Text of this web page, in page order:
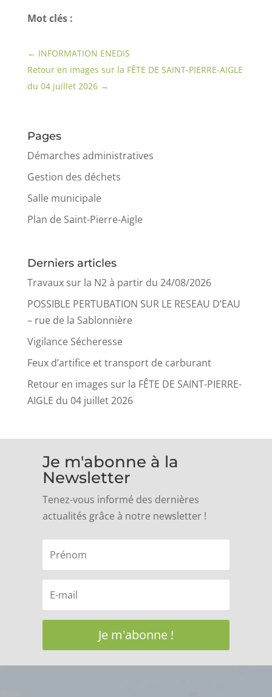
Mot clés :
← INFORMATION ENEDIS
Retour en images sur la FÊTE DE SAINT-PIERRE-AIGLE
du 04 juillet 2026→
Pages
Démarches administratives
Gestion des déchets
Salle municipale
Plan de Saint-Pierre-Aigle
Derniers articles
Travaux sur la N2 à partir du 24/08/2026
POSSIBLE PERTUBATION SUR LE RESEAU D’EAU
– rue de la Sablonnière
Vigilance Sécheresse
Feux d’artifice et transport de carburant
Retour en images sur la FÊTE DE SAINT-PIERRE-
AIGLE du 04 juillet 2026
Je m'abonne à la
Newsletter
Tenez-vous informé des dernières
actualités grâce à notre newsletter !
Je m'abonne !